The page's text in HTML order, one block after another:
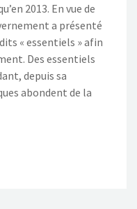
2013. En vue de
a présenté
« essentiels » afin
Des essentiels
depuis sa
abondent de la